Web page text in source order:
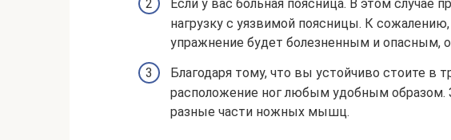
Если у вас больная поясница. В этом случае
нагрузку с уязвимой поясницы. К сожалению,
упражнение будет болезненным и опасным,
Благодаря тому, что вы устойчиво стоите в
расположение ног любым удобным образом.
разные части ножных мышц.